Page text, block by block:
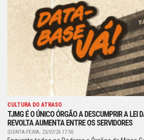
CULTURA DO ATRASO
TJMG É O ÚNICO ÓRGÃO A DESCUMPRIR A LEI
REVOLTA AUMENTA ENTRE OS SERVIDORES
QUINTA-FEIRA, 23/07/26 17:50